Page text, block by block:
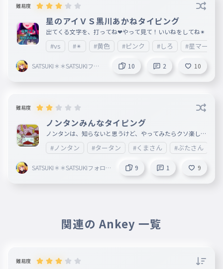
難易度
星のアイＶＳ黒川あかねタイピング
出てくる文字を、打ってね❤やって見て！いいねをしてね✴
#vs #✴ #黄色 #ピンク #しろ #星マーク
SATSUKI＊＊SATSUKIフォ
10 2 10
難易度
ノンタンみんなタイピング
ノンタンは、知らないと思うけど、やってみたらクソ楽しい
よおやってみたら、いいねをしてねフォローしてね❤
#ノンタン #タータン #くまさん #ぶたさん
SATSUKI＊＊SATSUKIフォロ
9 1 9
関連の Ankey 一覧
難易度